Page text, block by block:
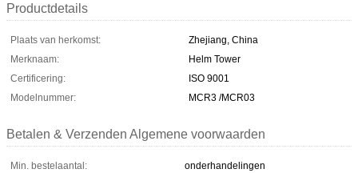
Productdetails
Plaats van herkomst:
Zhejiang, China
Merknaam:
Helm Tower
Certificering:
ISO 9001
Modelnummer:
MCR3 /MCR03
Betalen & Verzenden Algemene voorwaarden
Min. bestelaantal:
onderhandelingen